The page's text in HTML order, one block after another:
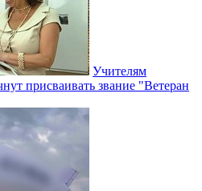
Учителям
присваивать звание "Ветеран